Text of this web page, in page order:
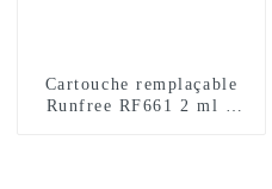
Cartouche remplaçable
Runfree RF661 2 ml +